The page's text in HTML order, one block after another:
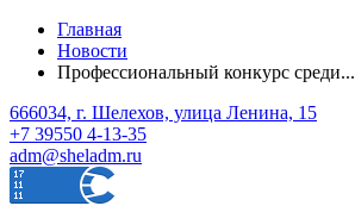
Главная
Новости
Профессиональный конкурс среди...
666034, г. Шелехов, улица Ленина, 15
+7 39550 4-13-35
adm@sheladm.ru